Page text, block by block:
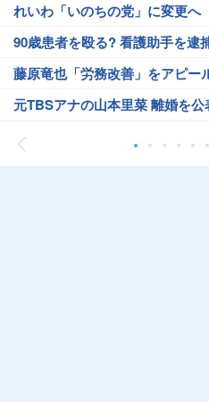
れいわ「いのちの党」に変更へ
90歳患者を殴る? 看護助手を逮
藤原竜也「労務改善」をアピー
元TBSアナの山本里菜 離婚を公